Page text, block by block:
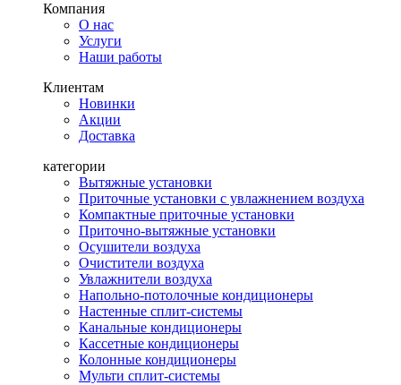
Компания
О нас
Услуги
Наши работы
Клиентам
Новинки
Акции
Доставка
категории
Вытяжные установки
Приточные установки с увлажнением воздуха
Компактные приточные установки
Приточно-вытяжные установки
Осушители воздуха
Очистители воздуха
Увлажнители воздуха
Напольно-потолочные кондиционеры
Настенные сплит-системы
Канальные кондиционеры
Кассетные кондиционеры
Колонные кондиционеры
Мульти сплит-системы